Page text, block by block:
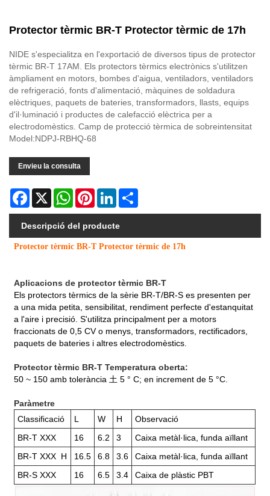
Protector tèrmic BR-T Protector tèrmic de 17h
NIDE s'especialitza en l'exportació de diversos tipus de protector
tèrmic BR-T 17AM. Els protectors tèrmics electrònics s'utilitzen
àmpliament en motors, bombes d'aigua, ventiladors, ventiladors
de refrigeració, fonts d'alimentació, màquines de soldadura
elèctriques, paquets de bateries, transformadors, llasts, equips
d'il·luminació i productes de calefacció elèctrica per a
electrodomèstics. Camp de protecció tèrmica de sobreintensitat
Model:NDPJ-RBHQ-68
Envieu la consulta
Facebook
X WhatsAppPinterestLinkedIn
Descripció del producte
Protector tèrmic BR-T Protector tèrmic de 17h
Aplicacions de protector tèrmic BR-T
Els protectors tèrmics de la sèrie BR-T/BR-S es presenten per
a una mida petita, sensibilitat, rendiment perfecte d'estanquitat
a l'aire i precisió. S'utilitza principalment per a motors
fraccionats de 0,5 CV o menys, transformadors, rectificadors,
paquets de bateries i altres electrodomèstics.
Protector tèrmic BR-T Temperatura oberta:
50 ~ 150 amb tolerància 土 5 ° C; en increment de 5 °C.
Paràmetre
Classificació
L W H
Observació
BR-T XXX
16 6.2 3
Caixa metàl·lica, funda aïllant
BR-T XXX H
16.5 6.8 3.6
Caixa metàl·lica, funda aïllant
BR-S XXX
16 6.5 3.4 Caixa de plàstic PBT